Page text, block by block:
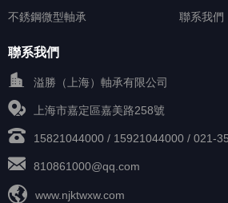
不銹鋼微型軸承
聯系我們
聯系我們
溢勝（上海）軸承有限公司
上海市嘉定區嘉美路258號
15821044000 / 15921044000 / 021-
810861000@qq.com
www.njktwxw.com